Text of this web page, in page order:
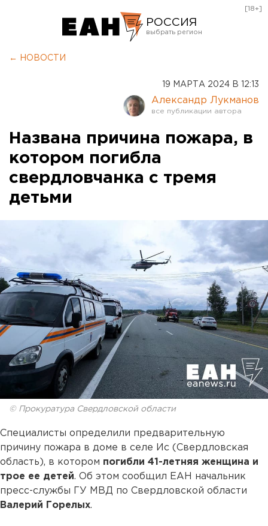
РОССИЯ
Оренбург
[18+]
← НОВОСТИ
19 МАРТА 2024 В 12:13
Александр Лукманов
Названа причина пожара, в
котором погибла
свердловчанка с тремя
детьми
© Прокуратура Свердловской области
Специалисты определили предварительную
причину пожара в доме в селе Ис (Свердловская
область), в котором погибли 41-летняя женщина и
трое ее детей. Об этом сообщил ЕАН начальник
пресс-службы ГУ МВД по Свердловской области
Валерий Горелых.